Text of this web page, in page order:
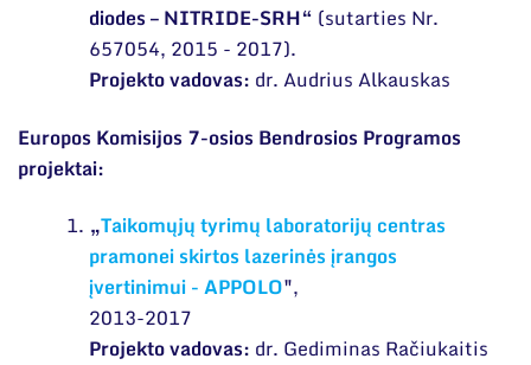
diodes – NITRIDE-SRH“ (sutarties Nr.
657054, 2015 - 2017).
Projekto vadovas: dr. Audrius Alkauskas
Europos Komisijos 7-osios Bendrosios Programos
projektai:
„Taikomųjų tyrimų laboratorijų centras
pramonei skirtos lazerinės įrangos
įvertinimui - APPOLO",
2013-2017
Projekto vadovas: dr. Gediminas Račiukaitis